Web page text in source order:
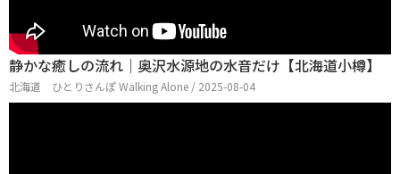
静かな癒しの流れ｜奥沢水源地の水音だけ【北海道小樽】
北海道 ひとりさんぽ Walking Alone / 2025-08-04